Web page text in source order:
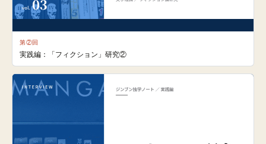
第②回
実践編：「フィクション」研究②